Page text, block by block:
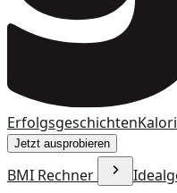
Erfolgsgeschichten
Jetzt ausprobieren
BMI Rechner